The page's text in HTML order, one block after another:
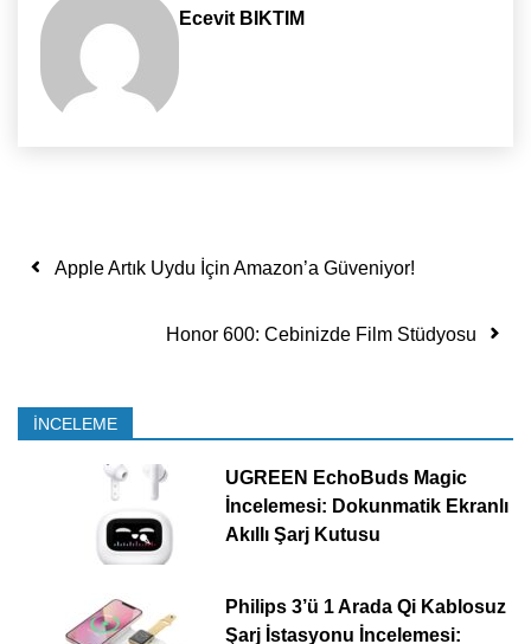
Ecevit BIKTIM
Yazı dolaşımı
Apple Artık Uydu İçin Amazon’a Güveniyor!
Honor 600: Cebinizde Film Stüdyosu
İNCELEME
UGREEN EchoBuds Magic
İncelemesi: Dokunmatik Ekranlı
Akıllı Şarj Kutusu
Philips 3’ü 1 Arada Qi Kablosuz
Şarj İstasyonu İncelemesi: